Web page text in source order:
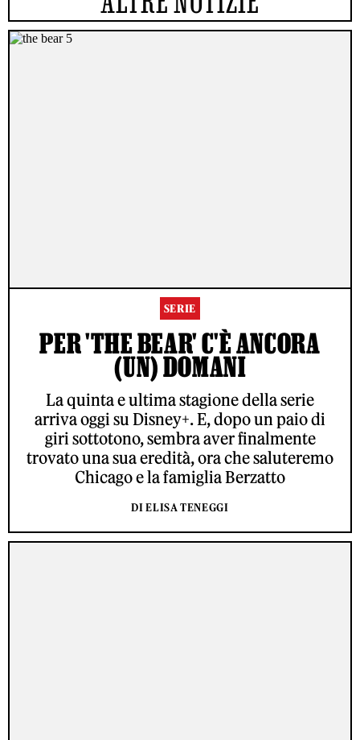
SERIE
PER 'THE BEAR' C'È ANCORA
(UN) DOMANI
La quinta e ultima stagione della serie
arriva oggi su Disney+. E, dopo un paio di
giri sottotono, sembra aver finalmente
trovato una sua eredità, ora che saluteremo
Chicago e la famiglia Berzatto
DI ELISA TENEGGI